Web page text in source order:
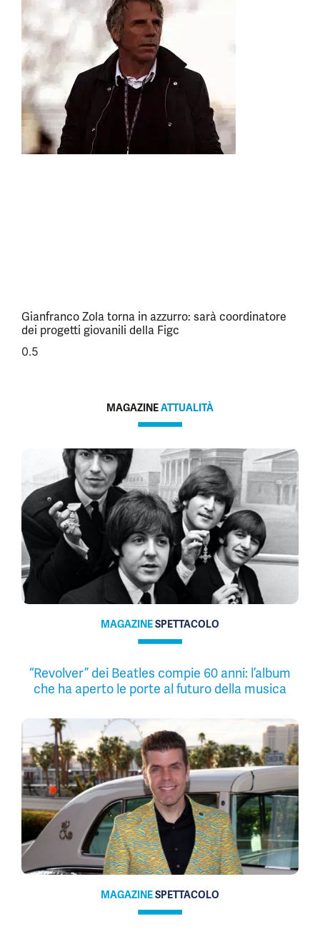
Gianfranco Zola torna in azzurro: sarà coordinatore
dei progetti giovanili della Figc
MAGAZINEATTUALITÀ
MAGAZINESPETTACOLO
“Revolver” dei Beatles compie 60 anni: l’album
che ha aperto le porte al futuro della musica
MAGAZINESPETTACOLO